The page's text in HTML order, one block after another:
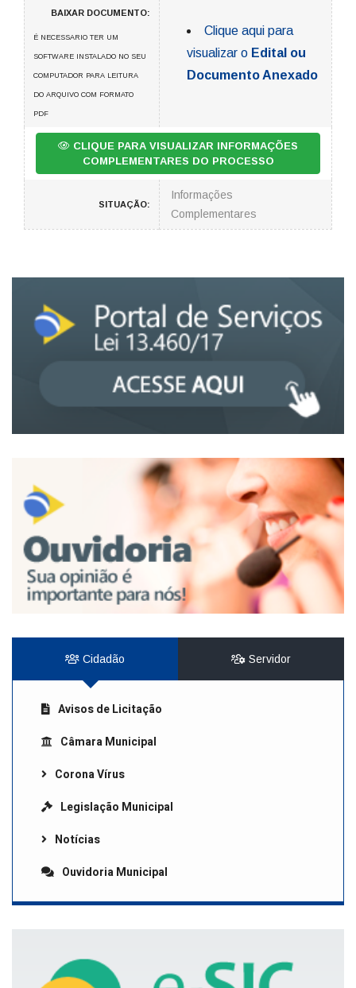
BAIXAR DOCUMENTO:
É NECESSARIO TER UM
SOFTWARE INSTALADO NO SEU
COMPUTADOR PARA LEITURA
DO ARQUIVO COM FORMATO
PDF
Clique aqui para
visualizar o Edital ou
Documento Anexado
CLIQUE PARA VISUALIZAR INFORMAÇÕES
COMPLEMENTARES DO PROCESSO
SITUAÇÃO:
Informações
Complementares
Cidadão Servidor
Avisos de Licitação
Câmara Municipal
Corona Vírus
Legislação Municipal
Notícias
Ouvidoria Municipal